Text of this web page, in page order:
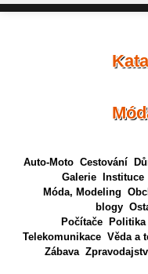
Auto-Moto Cestování
Galerie
Instituce
Móda, Modeling
blogy
Počítače
Politika
Telekomunikace Věda a
Zábava